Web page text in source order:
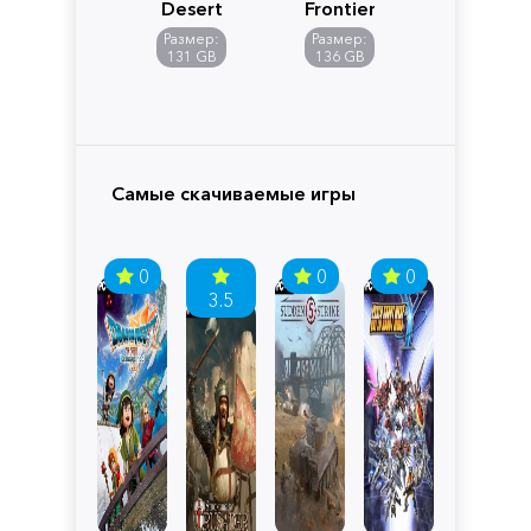
Desert
Размер:
131 GB
Frontiers
of
Pandora
Размер:
136 GB
Самые скачиваемые игры
0
3.5
0 0